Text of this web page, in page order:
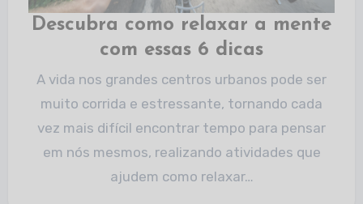
Descubra como relaxar a mente
com essas 6 dicas
A vida nos grandes centros urbanos pode ser
muito corrida e estressante, tornando cada
vez mais difícil encontrar tempo para pensar
em nós mesmos, realizando atividades que
ajudem como relaxar…